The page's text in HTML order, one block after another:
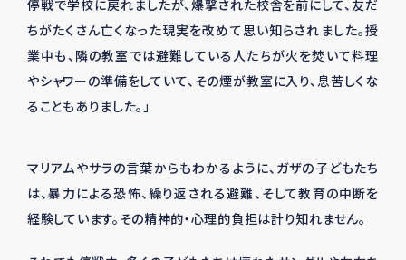
停戦で学校に戻れましたが、爆撃された校舎を前にして、友だ
ちがたくさん亡くなった現実を改めて思い知らされました。授
業中も、隣の教室では避難している人たちが火を焚いて料理
やシャワーの準備をしていて、その煙が教室に入り、息苦しくな
ることもありました。」
マリアムやサラの言葉からもわかるように、ガザの子どもたち
は、暴力による恐怖、繰り返される避難、そして教育の中断を
経験しています。その精神的・心理的負担は計り知れません。